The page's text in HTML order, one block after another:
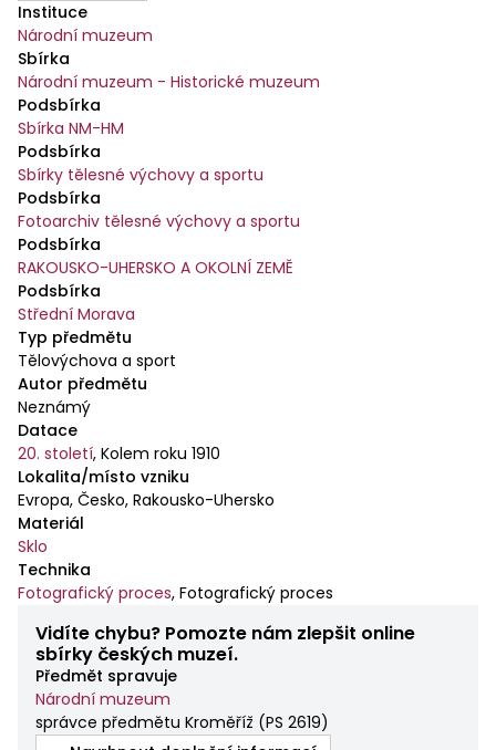
Instituce
Národní muzeum
Sbírka
Národní muzeum - Historické muzeum
Podsbírka
Sbírka NM-HM
Podsbírka
Sbírky tělesné výchovy a sportu
Podsbírka
Fotoarchiv tělesné výchovy a sportu
Podsbírka
RAKOUSKO-UHERSKO A OKOLNÍ ZEMĚ
Podsbírka
Střední Morava
Typ předmětu
Tělovýchova a sport
Autor předmětu
Neznámý
Datace
20. století, Kolem roku 1910
Lokalita/místo vzniku
Evropa, Česko, Rakousko-Uhersko
Materiál
Sklo
Technika
Fotografický proces, Fotografický proces
Vidíte chybu? Pomozte nám zlepšit online
sbírky českých muzeí.
Předmět spravuje
Národní muzeum
správce předmětu Kroměříž (PS 2619)